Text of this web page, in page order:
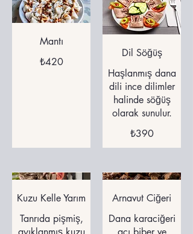
Mantı
₺420
Dil Söğüş
Haşlanmış dana
dili ince dilimler
halinde söğüş
olarak sunulur.
₺390
Kuzu Kelle Yarım
Tanrıda pişmiş,
Arnavut Ciğeri
Dana karaciğeri